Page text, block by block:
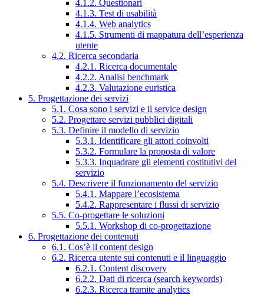
4.1.2. Questionari
4.1.3. Test di usabilità
4.1.4. Web analytics
4.1.5. Strumenti di mappatura dell’esperienza
utente
4.2. Ricerca secondaria
4.2.1. Ricerca documentale
4.2.2. Analisi benchmark
4.2.3. Valutazione euristica
5. Progettazione dei servizi
5.1. Cosa sono i servizi e il service design
5.2. Progettare servizi pubblici digitali
5.3. Definire il modello di servizio
5.3.1. Identificare gli attori coinvolti
5.3.2. Formulare la proposta di valore
5.3.3. Inquadrare gli elementi costitutivi del
servizio
5.4. Descrivere il funzionamento del servizio
5.4.1. Mappare l’ecosistema
5.4.2. Rappresentare i flussi di servizio
5.5. Co-progettare le soluzioni
5.5.1. Workshop di co-progettazione
6. Progettazione dei contenuti
6.1. Cos’è il content design
6.2. Ricerca utente sui contenuti e il linguaggio
6.2.1. Content discovery
6.2.2. Dati di ricerca (search keywords)
6.2.3. Ricerca tramite analytics